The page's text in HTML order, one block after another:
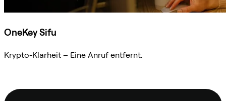
OneKey Sifu
Krypto-Klarheit – Eine Anruf entfernt.